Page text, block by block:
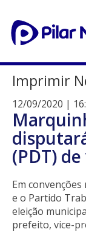
Imprimir
12/09/2020 |
(PDT)
Em
e o Partido
eleição
prefeito, vice-